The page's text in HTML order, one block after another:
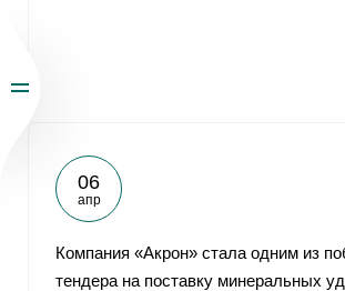
06
апр
Компания «Акрон» стала одним из
тендера на поставку минеральных